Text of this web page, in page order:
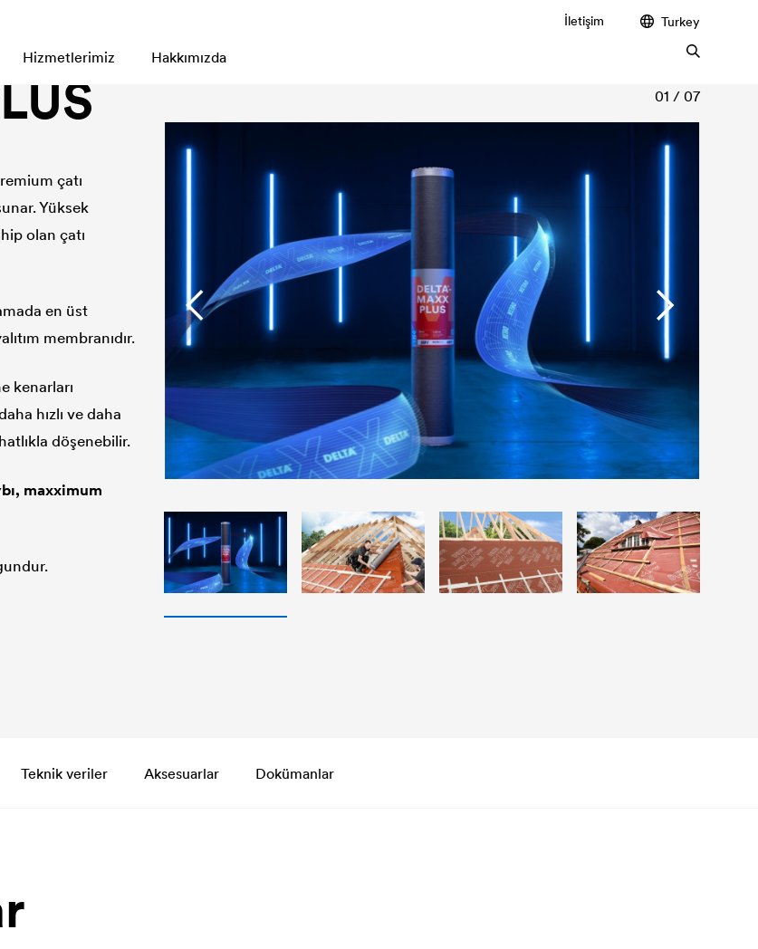
İletişim Turkey
Hizmetlerimiz Hakkımızda
yalıtım örtüsü
çatı
Yüksek
olan çatı
en üst
membranıdır.
kenarları
hızlı ve daha
döşenebilir.
maxximum
01 / 07
Teknik veriler Aksesuarlar Dokümanlar